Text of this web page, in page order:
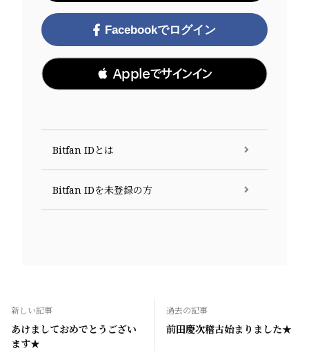
Facebookでログイン
 Appleでサインイン
Bitfan IDとは
Bitfan IDを未登録の方
新しい記事
あけましておめでとうござい
ます★
過去の記事
前田慶次稽古始まりました★